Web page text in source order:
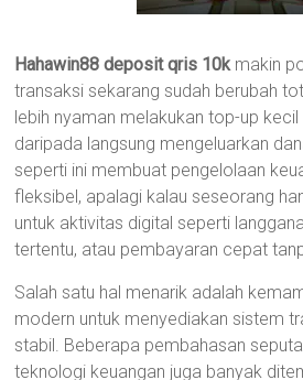
Hahawin88 deposit qris 10k makin
transaksi sekarang sudah berubah
lebih nyaman melakukan top-up kecil
daripada langsung mengeluarkan
seperti ini membuat pengelolaan
fleksibel, apalagi kalau seseorang
untuk aktivitas digital seperti
tertentu, atau pembayaran cepat
Salah satu hal menarik adalah
modern untuk menyediakan sistem
stabil. Beberapa pembahasan
teknologi keuangan juga banyak